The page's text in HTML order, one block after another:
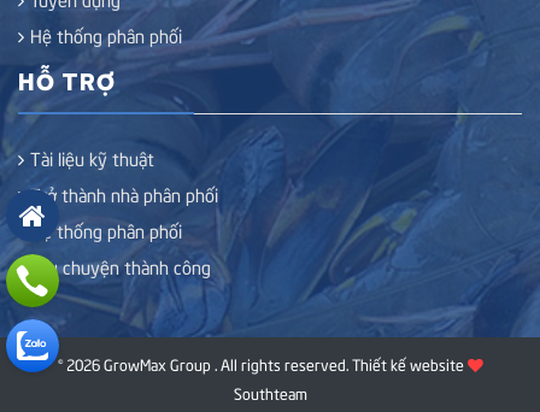
Hệ thống phân phối
HỖ TRỢ
Tài liệu kỹ thuật
Trở thành nhà phân phối
Hệ thống phân phối
Câu chuyện thành công
© 2026 GrowMax Group . All rights reserved. Thiết kế website
Southteam